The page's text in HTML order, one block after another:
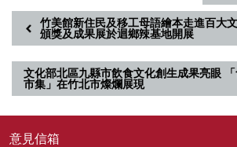
竹美館新住民及移工母語繪本走進百大
頒獎及成果展於迴鄉辣基地開展
文化部北區九縣市飲食文化創生成果亮眼
市集」在竹北市燦爛展現
意見信箱